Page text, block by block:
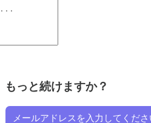
もっと続けますか？